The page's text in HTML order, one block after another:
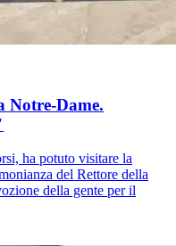
Notre-Dame.
ha potuto visitare la
del Rettore della
della gente per il